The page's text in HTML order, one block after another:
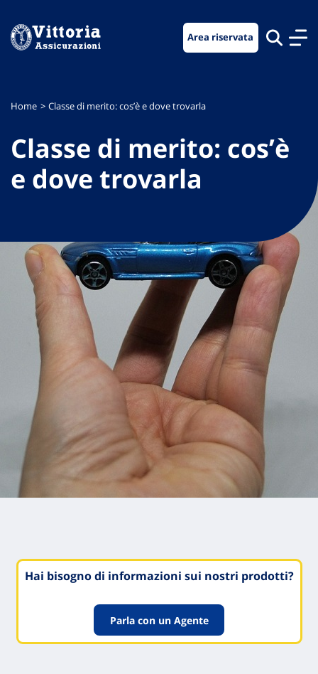
menu
contenuto
footer
Area riservata
Home Classe di merito: cos’è e dove trovarla
Classe di merito: cos’è
e dove trovarla
Hai bisogno di informazioni sui nostri prodotti?
Parla con un Agente